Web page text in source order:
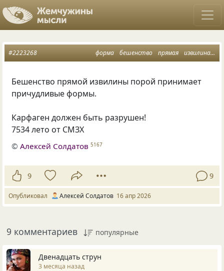
форма бешенство прямая извилина
#2223268
Бешенство прямой извилины порой принимает
причудливые формы.
Карфаген должен быть разрушен!
7534 лето от СМЗХ
©Алексей Солдатов 5167
9 9
Опубликовал Алексей Солдатов 16 апр 2026
9 комментариев популярные
Двенадцать струн
3 месяца назад